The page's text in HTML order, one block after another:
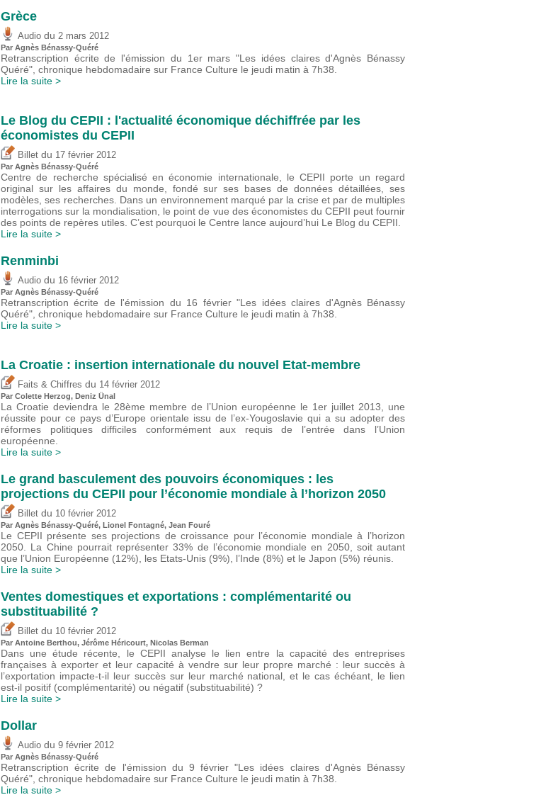
Grèce
Audio du 2 mars 2012
Par Agnès Bénassy-Quéré
Retranscription écrite de l'émission du 1er mars "Les idées claires d'Agnès Bénassy
Quéré", chronique hebdomadaire sur France Culture le jeudi matin à 7h38.
Lire la suite >
Le Blog du CEPII : l'actualité économique déchiffrée par les
économistes du CEPII
Billet du 17 février 2012
Par Agnès Bénassy-Quéré
Centre de recherche spécialisé en économie internationale, le CEPII porte un regard
original sur les affaires du monde, fondé sur ses bases de données détaillées, ses
modèles, ses recherches. Dans un environnement marqué par la crise et par de multiples
interrogations sur la mondialisation, le point de vue des économistes du CEPII peut fournir
des points de repères utiles. C’est pourquoi le Centre lance aujourd’hui Le Blog du CEPII.
Lire la suite >
Renminbi
Audio du 16 février 2012
Par Agnès Bénassy-Quéré
Retranscription écrite de l'émission du 16 février "Les idées claires d'Agnès Bénassy
Quéré", chronique hebdomadaire sur France Culture le jeudi matin à 7h38.
Lire la suite >
La Croatie : insertion internationale du nouvel Etat-membre
Faits & Chiffres du 14 février 2012
Par Colette Herzog, Deniz Ünal
La Croatie deviendra le 28ème membre de l’Union européenne le 1er juillet 2013, une
réussite pour ce pays d’Europe orientale issu de l’ex-Yougoslavie qui a su adopter des
réformes politiques difficiles conformément aux requis de l’entrée dans l’Union
européenne.
Lire la suite >
Le grand basculement des pouvoirs économiques : les
projections du CEPII pour l’économie mondiale à l’horizon 2050
Billet du 10 février 2012
Par Agnès Bénassy-Quéré, Lionel Fontagné, Jean Fouré
Le CEPII présente ses projections de croissance pour l’économie mondiale à l’horizon
2050. La Chine pourrait représenter 33% de l’économie mondiale en 2050, soit autant
que l’Union Européenne (12%), les Etats-Unis (9%), l’Inde (8%) et le Japon (5%) réunis.
Lire la suite >
Ventes domestiques et exportations : complémentarité ou
substituabilité ?
Billet du 10 février 2012
Par Antoine Berthou, Jérôme Héricourt, Nicolas Berman
Dans une étude récente, le CEPII analyse le lien entre la capacité des entreprises
françaises à exporter et leur capacité à vendre sur leur propre marché : leur succès à
l’exportation impacte-t-il leur succès sur leur marché national, et le cas échéant, le lien
est-il positif (complémentarité) ou négatif (substituabilité) ?
Lire la suite >
Dollar
Audio du 9 février 2012
Par Agnès Bénassy-Quéré
Retranscription écrite de l'émission du 9 février "Les idées claires d'Agnès Bénassy
Quéré", chronique hebdomadaire sur France Culture le jeudi matin à 7h38.
Lire la suite >